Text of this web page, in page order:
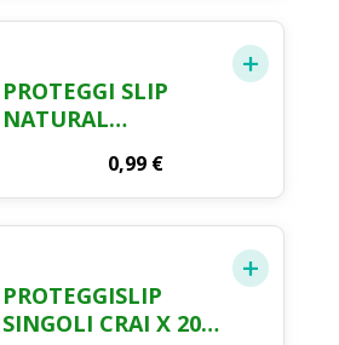
PROTEGGI SLIP
NATURAL
TRASPIRANTE
DISTESI CRAI X 20
0,99 €
PROTEGGISLIP
SINGOLI CRAI X 20